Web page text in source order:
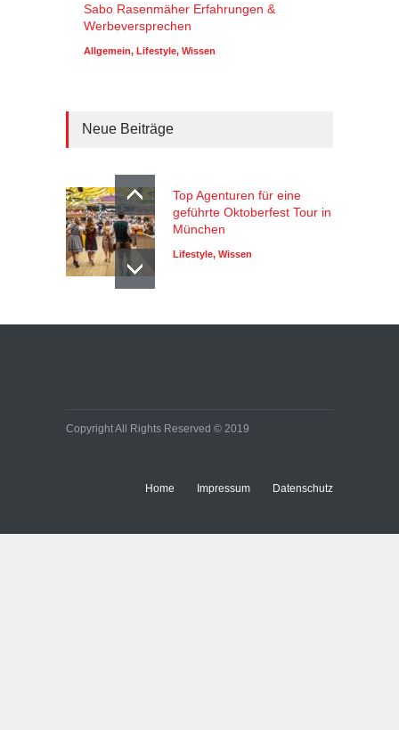
Sabo Rasenmäher Erfahrungen &
Werbeversprechen
Allgemein, Lifestyle, Wissen
Neue Beiträge
Top Agenturen für eine
geführte Oktoberfest Tour in
München
Lifestyle, Wissen
Copyright All Rights Reserved © 2019
Home Impressum Datenschutz